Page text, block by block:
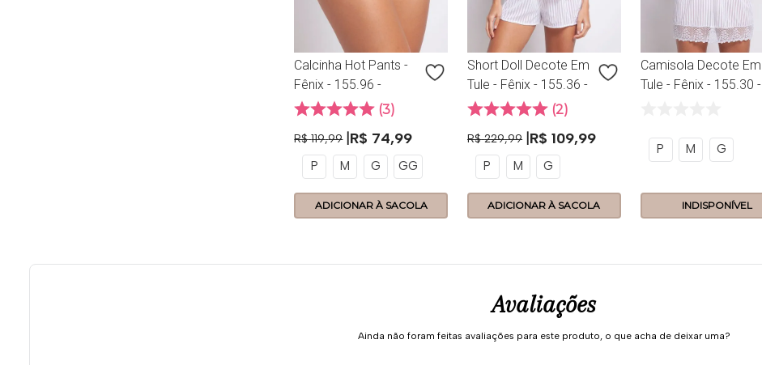
Calcinha Hot Pants -
Fênix - 155.96 -
Branco
3
R$ 119,99 R$ 74,99
P M G GG
ADICIONAR À SACOLA
Short Doll Decote Em
Tule - Fênix - 155.36 -
Branco
2
R$ 229,99 R$ 109,99
P M G
ADICIONAR À SACOLA
Camisola Decote Em
Tule - Fênix - 155.30 -
P M G
INDISPONÍVEL
Avaliações
Ainda não foram feitas avaliações para este produto, o que acha de deixar uma?